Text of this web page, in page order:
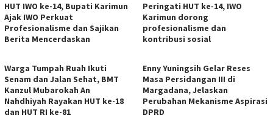
HUT IWO ke-14, Bupati Karimun
Ajak IWO Perkuat
Profesionalisme dan Sajikan
Berita Mencerdaskan
Peringati HUT ke-14, IWO
Karimun dorong
profesionalisme dan
kontribusi sosial
Warga Tumpah Ruah Ikuti
Senam dan Jalan Sehat, BMT
Kanzul Mubarokah An
Nahdhiyah Rayakan HUT ke-18
dan HUT RI ke-81
Enny Yuningsih Gelar Reses
Masa Persidangan III di
Margadana, Jelaskan
Perubahan Mekanisme Aspirasi
DPRD